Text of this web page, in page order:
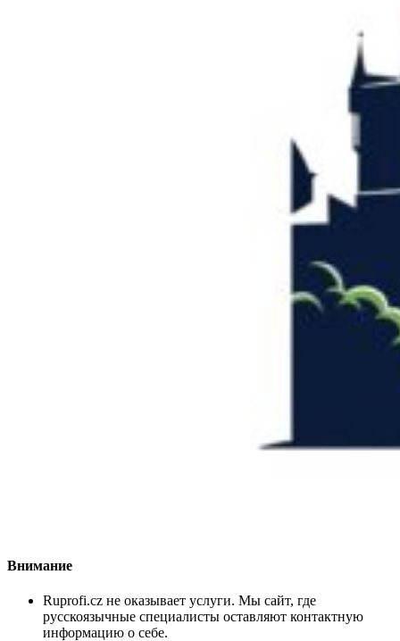
Внимание
Ruprofi.cz не оказывает услуги. Мы сайт, где
русскоязычные специалисты оставляют контактную
информацию о себе.